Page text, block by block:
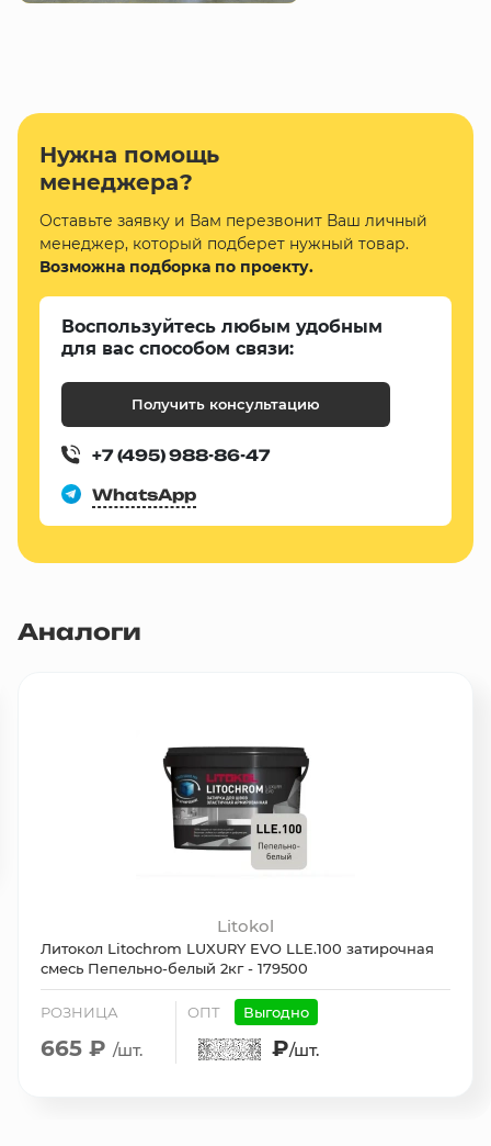
Нужна помощь
менеджера?
Оставьте заявку и Вам перезвонит Ваш личный
менеджер, который подберет нужный товар.
Возможна подборка по проекту.
Воспользуйтесь любым удобным
для вас способом связи:
Получить консультацию
+7 (495) 988-86-47
WhatsApp
Аналоги
Litokol
Литокол Litochrom LUXURY EVO LLE.100 затирочная
смесь Пепельно-белый 2кг - 179500
РОЗНИЦА
665 ₽ /шт.
ОПТ Выгодно
₽/шт.